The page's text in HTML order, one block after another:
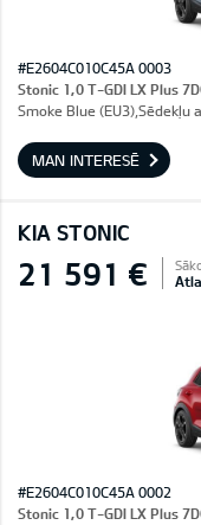
#E2604C010C45A 0003
Stonic 1,0 T-GDI LX Plus
Smoke Blue (EU3),Sēdekļu
MAN INTERESĒ
KIA STONIC
21 591 €
#E2604C010C45A 0002
Stonic 1,0 T-GDI LX Plus